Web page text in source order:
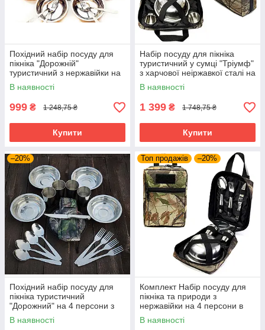
Похідний набір посуду для
пікніка "Дорожній"
туристичний з нержавійки на
6 персон в зручному чохлі
В наявності
999 ₴ 1 248,75 ₴
Купити
Набір посуду для пікніка
туристичний у сумці "Тріумф"
з харчової неіржавкої сталі на
4 персони
В наявності
1 399 ₴ 1 748,75 ₴
Купити
–20%
Похідний набір посуду для
пікніка туристичний
"Дорожний" на 4 персони з
харчової неіржавкої сталі +
сумка
В наявності
Топ продажів –20%
Комплект Набір посуду для
пікніка та природи з
нержавійки на 4 персони в
сумці
В наявності